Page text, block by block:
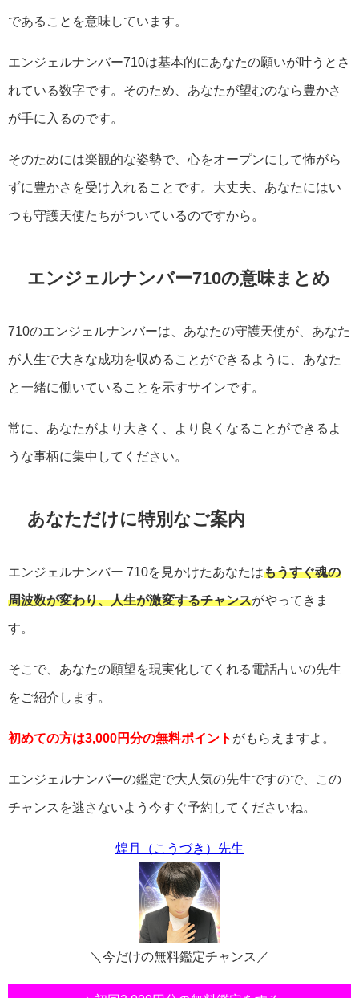
であることを意味しています。
エンジェルナンバー710は基本的にあなたの願いが叶うとさ
れている数字です。そのため、あなたが望むのなら豊かさ
が手に入るのです。
そのためには楽観的な姿勢で、心をオープンにして怖がら
ずに豊かさを受け入れることです。大丈夫、あなたにはい
つも守護天使たちがついているのですから。
エンジェルナンバー710の意味まとめ
710のエンジェルナンバーは、あなたの守護天使が、あなた
が人生で大きな成功を収めることができるように、あなた
と一緒に働いていることを示すサインです。
常に、あなたがより大きく、より良くなることができるよ
うな事柄に集中してください。
あなただけに特別なご案内
エンジェルナンバー 710を見かけたあなたはもうすぐ魂の
周波数が変わり、人生が激変するチャンスがやってきま
す。
そこで、あなたの願望を現実化してくれる電話占いの先生
をご紹介します。
初めての方は3,000円分の無料ポイント がもらえますよ。
エンジェルナンバーの鑑定で大人気の先生ですので、この
チャンスを逃さないよう今すぐ予約してくださいね。
煌月（こうづき）先生
＼今だけの無料鑑定チャンス／